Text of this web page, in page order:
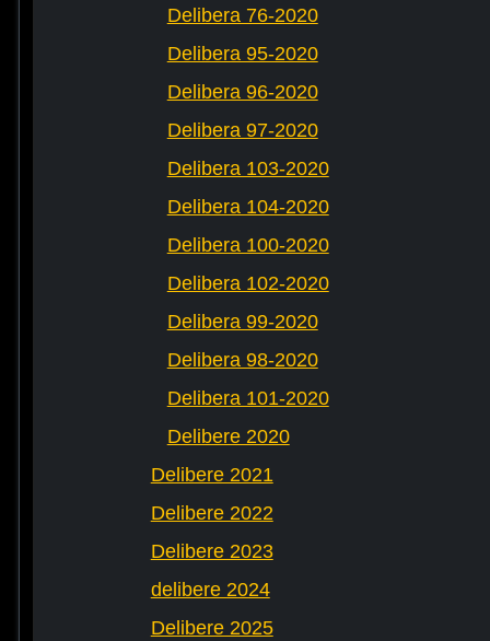
Delibera 76-2020
Delibera 95-2020
Delibera 96-2020
Delibera 97-2020
Delibera 103-2020
Delibera 104-2020
Delibera 100-2020
Delibera 102-2020
Delibera 99-2020
Delibera 98-2020
Delibera 101-2020
Delibere 2020
Delibere 2021
Delibere 2022
Delibere 2023
delibere 2024
Delibere 2025